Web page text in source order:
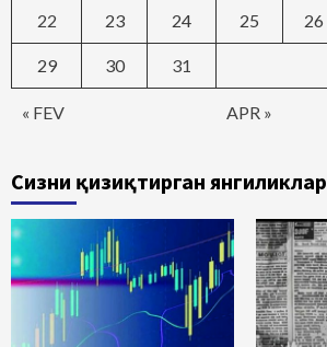
« FEV APR »
22 23 24 25 26
29 30 31
Сизни қизиқтирган янгиликлар